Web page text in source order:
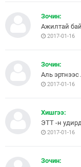
Зочин:
Ажилтай
2017-01-16
Зочин:
Аль
2017-01-16
Хишгээ:
ЭТТ -н
2017-01-16
Зочин: